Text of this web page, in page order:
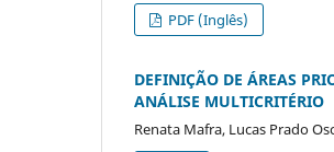
PDF (Inglês)
DEFINIÇÃO DE ÁREAS
ANÁLISE MULTICRITÉRIO
Renata Mafra, Lucas Prado